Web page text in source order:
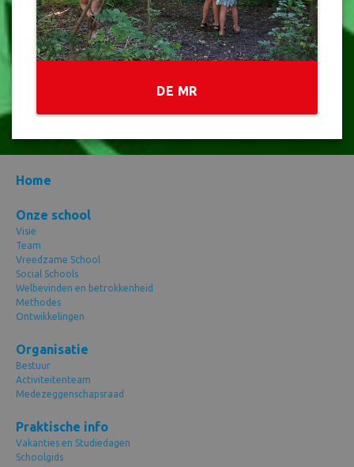
DE MR
Home
Onze school
Visie
Team
Vreedzame School
Social Schools
Welbevinden en betrokkenheid
Methodes
Ontwikkelingen
Organisatie
Bestuur
Activiteitenteam
Medezeggenschapsraad
Praktische info
Vakanties en Studiedagen
Schoolgids